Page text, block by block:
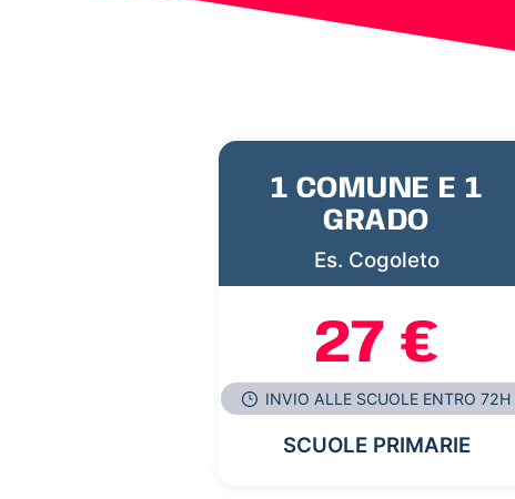
1 COMUNE E 1
GRADO
Es. Cogoleto
27 €
INVIO ALLE SCUOLE ENTRO 72H
SCUOLE PRIMARIE